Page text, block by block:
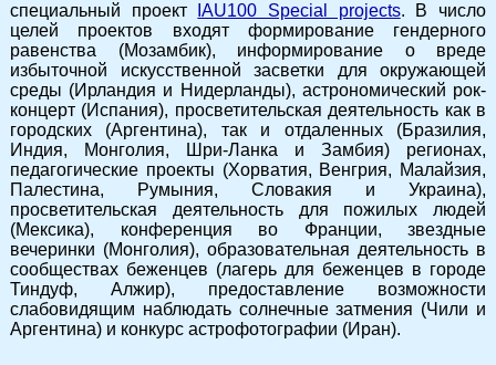
специальный проект
IAU100 Special projects. В число
целей проектов входят формирование гендерного
равенства (Мозамбик), информирование о вреде
избыточной искусственной засветки для окружающей
среды (Ирландия и Нидерланды), астрономический рок-
концерт (Испания), просветительская деятельность как в
городских (Аргентина), так и отдаленных (Бразилия,
Индия, Монголия, Шри-Ланка и Замбия) регионах,
педагогические проекты (Хорватия, Венгрия, Малайзия,
Палестина, Румыния, Словакия и Украина),
просветительская деятельность для пожилых людей
(Мексика), конференция во Франции, звездные
вечеринки (Монголия), образовательная деятельность в
сообществах беженцев (лагерь для беженцев в городе
Тиндуф, Алжир), предоставление возможности
слабовидящим наблюдать солнечные затмения (Чили и
Аргентина) и конкурс астрофотографии (Иран).